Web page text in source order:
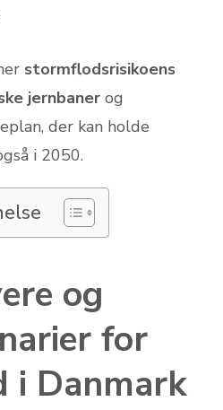
stormflodsrisikoens
jernbaner og
der kan holde
i 2050.
og
for
i Danmark